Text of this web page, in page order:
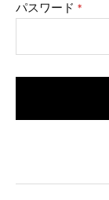
パスワード
(必